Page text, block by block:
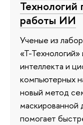
Технологий
работы ИИ
Ученые из
«Т-
интеллекта и
компьютерных
новый метод
помогает